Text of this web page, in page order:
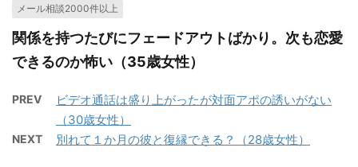
メール相談2000件以上
関係を持つたびにフェードアウトばかり。次も恋愛
できるのか怖い（35歳女性）
PREV
ビデオ通話は盛り上がったが対面アポの誘いがない
（30歳女性）
NEXT 別れて１か月の彼と復縁できる？（28歳女性）